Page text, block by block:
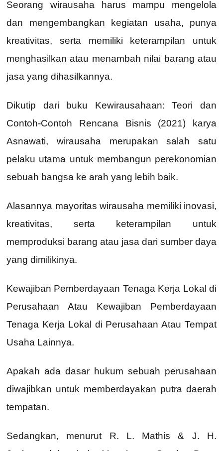
Seorang wirausaha harus mampu mengelola
dan mengembangkan kegiatan usaha, punya
kreativitas, serta memiliki keterampilan untuk
menghasilkan atau menambah nilai barang atau
jasa yang dihasilkannya.
Dikutip dari buku Kewirausahaan: Teori dan
Contoh-Contoh Rencana Bisnis (2021) karya
Asnawati, wirausaha merupakan salah satu
pelaku utama untuk membangun perekonomian
sebuah bangsa ke arah yang lebih baik.
Alasannya mayoritas wirausaha memiliki inovasi,
kreativitas, serta keterampilan untuk
memproduksi barang atau jasa dari sumber daya
yang dimilikinya.
Kewajiban Pemberdayaan Tenaga Kerja Lokal di
Perusahaan Atau Kewajiban Pemberdayaan
Tenaga Kerja Lokal di Perusahaan Atau Tempat
Usaha Lainnya.
Apakah ada dasar hukum sebuah perusahaan
diwajibkan untuk memberdayakan putra daerah
tempatan.
Sedangkan, menurut R. L. Mathis & J. H.